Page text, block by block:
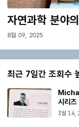
자연과학 분야
8월 09, 2025
최근 7일간 조회수
시리즈
3월 14,